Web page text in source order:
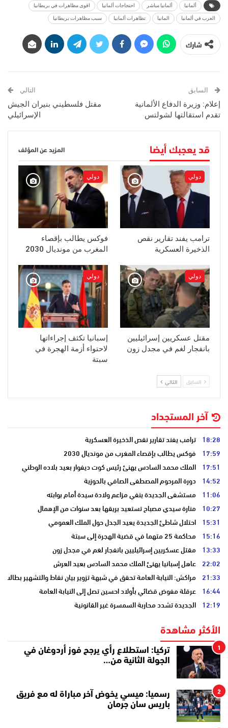
ألمانيا ألمانيا مباشر احتجاجات ألمانيا اقوى مظاهرات في بريطانيا
العرب في ألمانيا المانيا تظاهرات ألمانيا سبب مظاهرات بريطانيا
شارك
السابق
إعلام: وزيرة الدفاع الألمانية
تقدم استقالتها لشولتس
التالي
مقتل فلسطيني بنيران الجيش
الإسرائيلي
قد يعجبك أيضا المزيد عن المؤلف
دولي
ترامب يفند تقارير نقص
الذخيرة العسكرية
دولي
فوكس يطالب بإقصاء
المغرب من مونديال 2030
دولي
مقتل عسكريين إسرائيليين
بانفجار لغم في مجدل زون
دولي
إسبانيا تكثف إجراءاتها
لاحتواء أزمة الهجرة في
سبتة
السابق التالي
آخر المستجداد
18:28 ترامب يفند تقارير نقص الذخيرة العسكرية
17:59 فوكس يطالب بإقصاء المغرب من مونديال 2030
17:51 الملك محمد السادس يهنئ رئيس كوت ديفوار بعيد بلاده الوطني
14:52 دورة المرحوم المصطفى الصافي بالحوزية
11:06 مستشفى الجديدة ينفي مزاعم ولادة سيدة أمام بوابته
10:27 منارة سيدي مصباح تستعيد بريقها بعد سنوات من الإهمال
15:31 احتلال شاطئ الجديدة يعيد الجدل حول الملك العمومي
15:16 محاكمة 25 متهما في قضية الهجرة إلى سبتة
13:33 مقتل عسكريين إسرائيليين بانفجار لغم في مجدل زون
22:02 عاهل إسبانيا يهنئ الملك محمد السادس بعيد العرش
21:33 مراكش: النيابة العامة تحقق في شبهة تزوير بيان نقاط والتشهير بطالب
16:44 عرقلة مفوض قضائي بأولاد احسين تصل إلى النيابة العامة
12:19 الجديدة تشدد محاربة السمسرة غير القانونية
الأكثر مشاهدة
1
تركيا: استطلاع رأي يرجح فوز أردوغان في
الجولة الثانية من…
2
رسميا: ميسي يخوض آخر مباراة له مع فريق
باريس سان جرمان